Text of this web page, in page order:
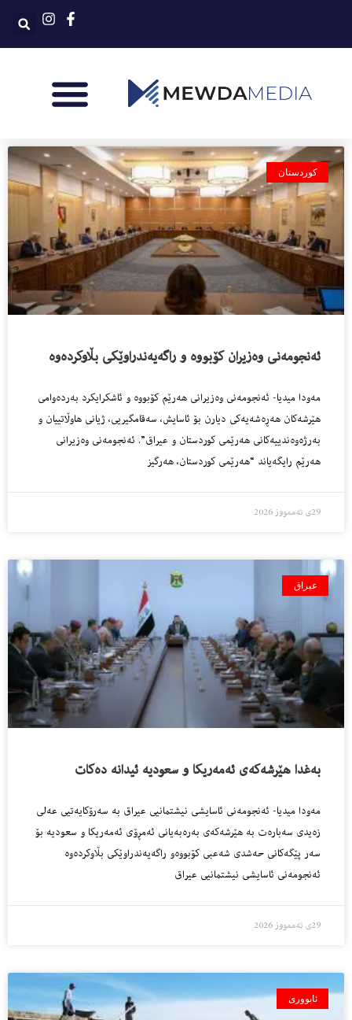
کوردستان
ئەنجومەنی وەزیران کۆبووە و راگەیەندراوێکی بڵاوکردەوە
مەودا میدیا- ئەنجومەنی وەزیرانی هەرێم کۆبووە و ئاشکرایکرد بەردەوامی
هێرشەکان هەڕەشەیەکی دیارن بۆ ئاسایش، سەقامگیریی، ژیانی هاوڵاتییان و
بەرژەوەندییەکانی هەرێمی کوردستان و عیراق”. ئەنجومەنی وەزیرانی
هەرێم رایگەیاند “هەرێمی کوردستان، هەرگیز
29ی تەممووز 2026
عیراق
بەغدا هێرشەکەی ئەمەریکا و سعودیە ئیدانە دەکات
مەودا میدیا- ئەنجومەنی ئاسایشی نیشتمانیی عیراق بە سەرۆکایەتیی عەلی
زەیدی سەبارەت بە هێرشەکەی بەرەبەیانی ئەمڕۆی ئەمەریکا و سعودیە بۆ
سەر پێگەکانی حەشدی شەعبی کۆبووەو راگەیەندراوێکی بڵاوکردەوە
ئەنجومەنی ئاسایشی نیشتمانیی عیراق
29ی تەممووز 2026
ئابووری